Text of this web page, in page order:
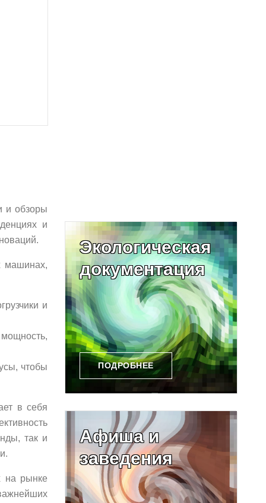
и обзоры
и
машинах,
и
чтобы
в себя
так и
на рынке
Экологическая
документация
ПОДРОБНЕЕ
Афиша и
заведения